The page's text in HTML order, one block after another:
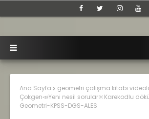
Ana Sayfa geometri çalışma kitabı
Çokgen📣Yeni nesil sorular🔆Karekodlu
Geometri-KPSS-DGS-ALES